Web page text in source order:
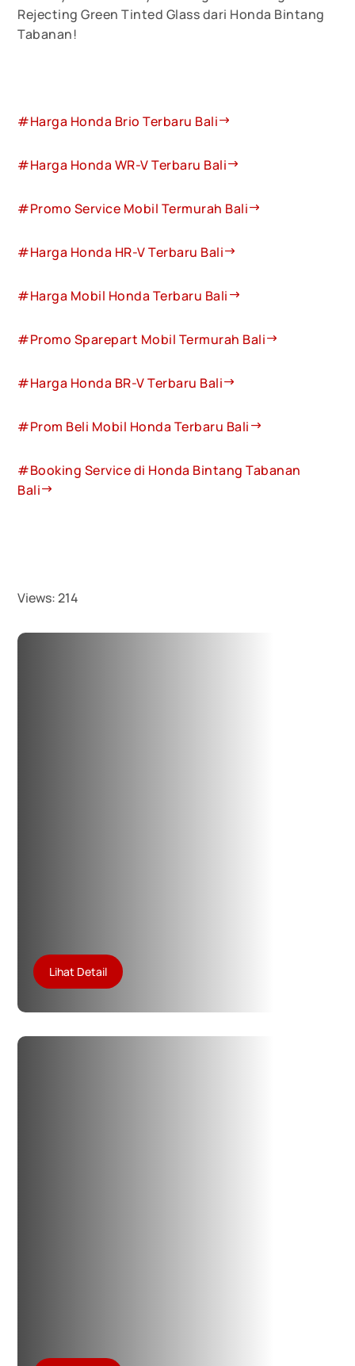
Rejecting Green Tinted Glass dari Honda Bintang
Tabanan!
#Harga Honda Brio Terbaru Bali
#Harga Honda WR-V Terbaru Bali
#Promo Service Mobil Termurah Bali
#Harga Honda HR-V Terbaru Bali
#Harga Mobil Honda Terbaru Bali
#Promo Sparepart Mobil Termurah Bali
#Harga Honda BR-V Terbaru Bali
#Prom Beli Mobil Honda Terbaru Bali
#Booking Service di Honda Bintang Tabanan
Bali
Views: 214
Lihat Detail